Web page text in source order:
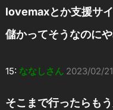
lovemaxとか支援サ
儲かってそうなのに
15: ななしさん 2023/02/
そこまで行ったらも